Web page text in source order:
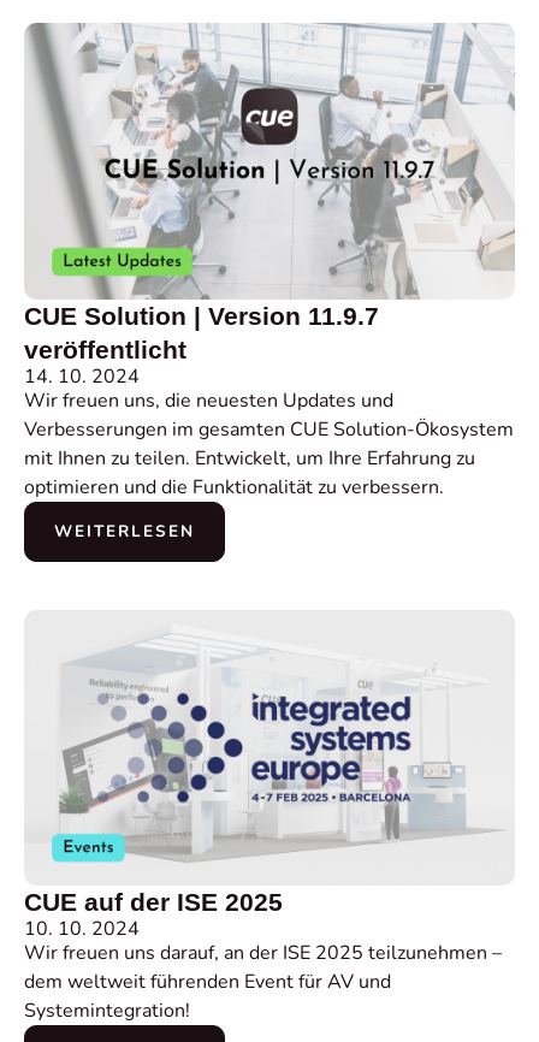
CUE Solution | Version 11.9.7
veröffentlicht
14. 10. 2024
Wir freuen uns, die neuesten Updates und
Verbesserungen im gesamten CUE Solution-Ökosystem
mit Ihnen zu teilen. Entwickelt, um Ihre Erfahrung zu
optimieren und die Funktionalität zu verbessern.
WEITERLESEN
CUE auf der ISE 2025
10. 10. 2024
Wir freuen uns darauf, an der ISE 2025 teilzunehmen –
dem weltweit führenden Event für AV und
Systemintegration!